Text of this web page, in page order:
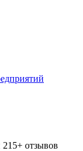
отзывов